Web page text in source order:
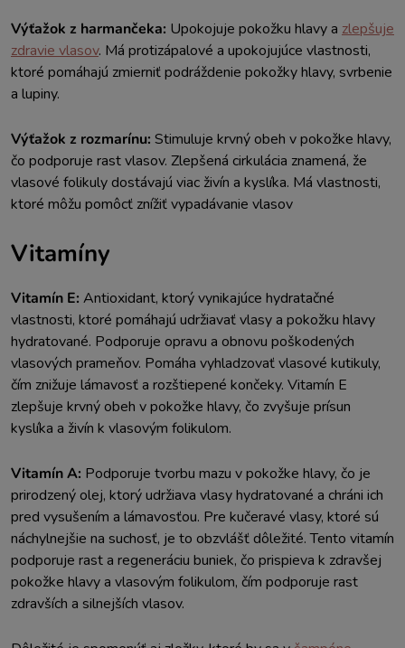
Výťažok z harmančeka: Upokojuje pokožku hlavy a zlepšuje
zdravie vlasov. Má protizápalové a upokojujúce vlastnosti,
ktoré pomáhajú zmierniť podráždenie pokožky hlavy, svrbenie
a lupiny.
Výťažok z rozmarínu: Stimuluje krvný obeh v pokožke hlavy,
čo podporuje rast vlasov. Zlepšená cirkulácia znamená, že
vlasové folikuly dostávajú viac živín a kyslíka. Má vlastnosti,
ktoré môžu pomôcť znížiť vypadávanie vlasov
Vitamíny
Vitamín E: Antioxidant, ktorý vynikajúce hydratačné
vlastnosti, ktoré pomáhajú udržiavať vlasy a pokožku hlavy
hydratované. Podporuje opravu a obnovu poškodených
vlasových prameňov. Pomáha vyhladzovať vlasové kutikuly,
čím znižuje lámavosť a rozštiepené končeky. Vitamín E
zlepšuje krvný obeh v pokožke hlavy, čo zvyšuje prísun
kyslíka a živín k vlasovým folikulom.
Vitamín A: Podporuje tvorbu mazu v pokožke hlavy, čo je
prirodzený olej, ktorý udržiava vlasy hydratované a chráni ich
pred vysušením a lámavosťou. Pre kučeravé vlasy, ktoré sú
náchylnejšie na suchosť, je to obzvlášť dôležité. Tento vitamín
podporuje rast a regeneráciu buniek, čo prispieva k zdravšej
pokožke hlavy a vlasovým folikulom, čím podporuje rast
zdravších a silnejších vlasov.